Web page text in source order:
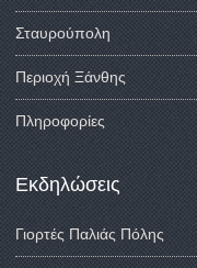
Σταυρούπολη
Περιοχή Ξάνθης
Πληροφορίες
Εκδηλώσεις
Γιορτές Παλιάς Πόλης